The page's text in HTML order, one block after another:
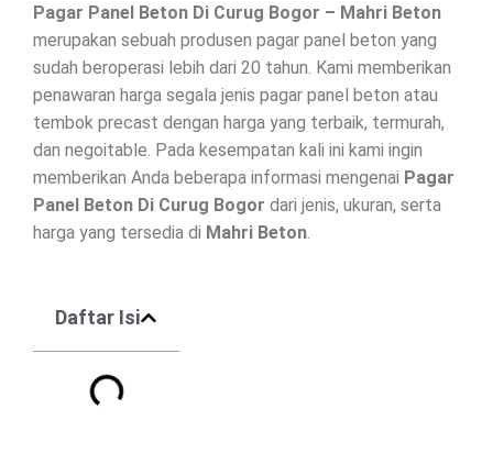
Pagar Panel Beton Di Curug Bogor – Mahri Beton
merupakan sebuah produsen pagar panel beton yang
sudah beroperasi lebih dari 20 tahun. Kami memberikan
penawaran harga segala jenis pagar panel beton atau
tembok precast dengan harga yang terbaik, termurah,
dan negoitable. Pada kesempatan kali ini kami ingin
memberikan Anda beberapa informasi mengenai Pagar
Panel Beton Di Curug Bogor dari jenis, ukuran, serta
harga yang tersedia di Mahri Beton
Daftar Isi